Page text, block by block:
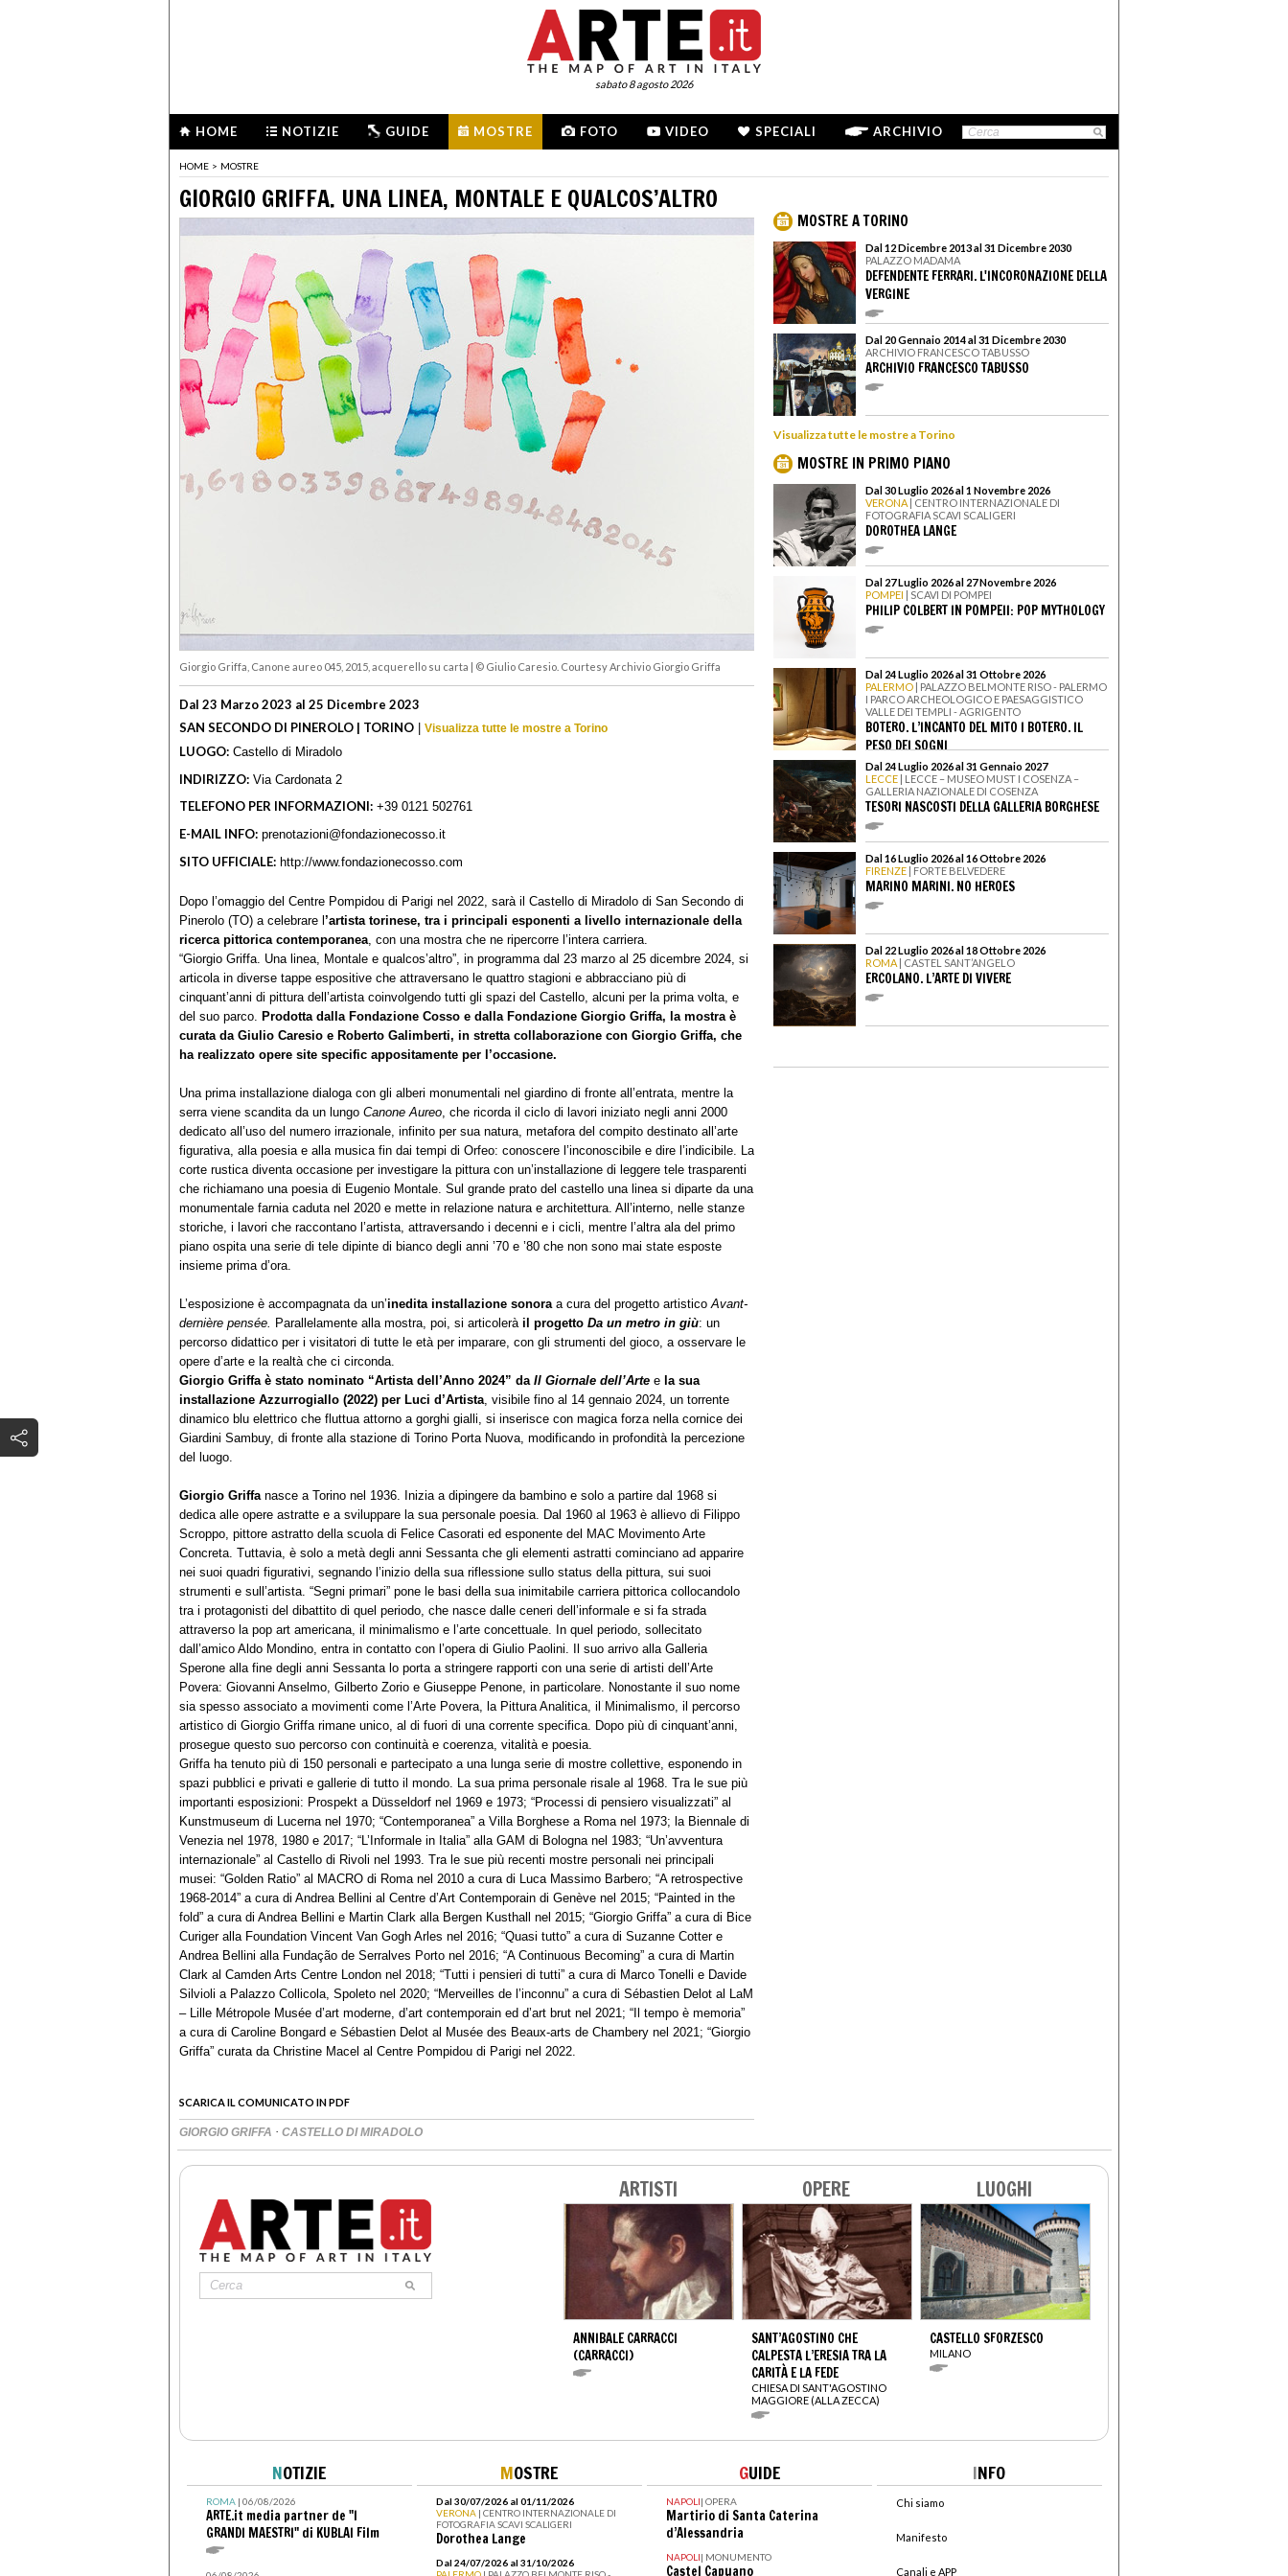
sabato 8 agosto 2026
HOME NOTIZIE GUIDE MOSTRE FOTO VIDEO SPECIALI ARCHIVIO
HOME > MOSTRE
GIORGIO GRIFFA. UNA LINEA, MONTALE E QUALCOS’ALTRO
Giorgio Griffa, Canone aureo 045, 2015, acquerello su carta | © Giulio Caresio. Courtesy Archivio Giorgio Griffa
Dal 23 Marzo 2023 al 25 Dicembre 2023
SAN SECONDO DI PINEROLO | TORINO | Visualizza tutte le mostre a Torino
LUOGO: Castello di Miradolo
INDIRIZZO: Via Cardonata 2
TELEFONO PER INFORMAZIONI: +39 0121 502761
E-MAIL INFO: prenotazioni@fondazionecosso.it
SITO UFFICIALE: http://www.fondazionecosso.com
Dopo l’omaggio del Centre Pompidou di Parigi nel 2022, sarà il Castello di Miradolo di San Secondo di
Pinerolo (TO) a celebrare l ’artista torinese, tra i principali esponenti a livello internazionale della
ricerca pittorica contemporanea , con una mostra che ne ripercorre l’intera carriera.
“Giorgio Griffa. Una linea, Montale e qualcos’altro”, in programma dal 23 marzo al 25 dicembre 2024, si
articola in diverse tappe espositive che attraversano le quattro stagioni e abbracciano più di
cinquant’anni di pittura dell’artista coinvolgendo tutti gli spazi del Castello, alcuni per la prima volta, e
del suo parco.
Prodotta dalla Fondazione Cosso e dalla Fondazione Giorgio Griffa, la mostra è
curata da Giulio Caresio e Roberto Galimberti, in stretta collaborazione con Giorgio Griffa, che
ha realizzato opere site specific appositamente per l’occasione.
Una prima installazione dialoga con gli alberi monumentali nel giardino di fronte all’entrata, mentre la
serra viene scandita da un lungo Canone Aureo , che ricorda il ciclo di lavori iniziato negli anni 2000
dedicato all’uso del numero irrazionale, infinito per sua natura, metafora del compito destinato all’arte
figurativa, alla poesia e alla musica fin dai tempi di Orfeo: conoscere l’inconoscibile e dire l’indicibile. La
corte rustica diventa occasione per investigare la pittura con un’installazione di leggere tele trasparenti
che richiamano una poesia di Eugenio Montale. Sul grande prato del castello una linea si diparte da una
monumentale farnia caduta nel 2020 e mette in relazione natura e architettura. All’interno, nelle stanze
storiche, i lavori che raccontano l’artista, attraversando i decenni e i cicli, mentre l’altra ala del primo
piano ospita una serie di tele dipinte di bianco degli anni ’70 e ’80 che non sono mai state esposte
insieme prima d’ora.
L’esposizione è accompagnata da un’inedita installazione sonora a cura del progetto artistico Avant-
dernière pensée.
Parallelamente alla mostra, poi, si articolerà il progetto Da un metro in giù: un
percorso didattico per i visitatori di tutte le età per imparare, con gli strumenti del gioco, a osservare le
opere d’arte e la realtà che ci circonda.
Giorgio Griffa è stato nominato “Artista dell’Anno 2024” da Il Giornale dell’Arte e la sua
installazione Azzurrogiallo (2022) per Luci d’Artista , visibile fino al 14 gennaio 2024, un torrente
dinamico blu elettrico che fluttua attorno a gorghi gialli, si inserisce con magica forza nella cornice dei
Giardini Sambuy, di fronte alla stazione di Torino Porta Nuova, modificando in profondità la percezione
del luogo.
Giorgio Griffa nasce a Torino nel 1936. Inizia a dipingere da bambino e solo a partire dal 1968 si
dedica alle opere astratte e a sviluppare la sua personale poesia. Dal 1960 al 1963 è allievo di Filippo
Scroppo, pittore astratto della scuola di Felice Casorati ed esponente del MAC Movimento Arte
Concreta. Tuttavia, è solo a metà degli anni Sessanta che gli elementi astratti cominciano ad apparire
nei suoi quadri figurativi, segnando l’inizio della sua riflessione sullo status della pittura, sui suoi
strumenti e sull’artista. “Segni primari” pone le basi della sua inimitabile carriera pittorica collocandolo
tra i protagonisti del dibattito di quel periodo, che nasce dalle ceneri dell’informale e si fa strada
attraverso la pop art americana, il minimalismo e l’arte concettuale. In quel periodo, sollecitato
dall’amico Aldo Mondino, entra in contatto con l’opera di Giulio Paolini. Il suo arrivo alla Galleria
Sperone alla fine degli anni Sessanta lo porta a stringere rapporti con una serie di artisti dell’Arte
Povera: Giovanni Anselmo, Gilberto Zorio e Giuseppe Penone, in particolare. Nonostante il suo nome
sia spesso associato a movimenti come l’Arte Povera, la Pittura Analitica, il Minimalismo, il percorso
artistico di Giorgio Griffa rimane unico, al di fuori di una corrente specifica. Dopo più di cinquant’anni,
prosegue questo suo percorso con continuità e coerenza, vitalità e poesia.
Griffa ha tenuto più di 150 personali e partecipato a una lunga serie di mostre collettive, esponendo in
spazi pubblici e privati e gallerie di tutto il mondo. La sua prima personale risale al 1968. Tra le sue più
importanti esposizioni: Prospekt a Düsseldorf nel 1969 e 1973; “Processi di pensiero visualizzati” al
Kunstmuseum di Lucerna nel 1970; “Contemporanea” a Villa Borghese a Roma nel 1973; la Biennale di
Venezia nel 1978, 1980 e 2017; “L’Informale in Italia” alla GAM di Bologna nel 1983; “Un’avventura
internazionale” al Castello di Rivoli nel 1993. Tra le sue più recenti mostre personali nei principali
musei: “Golden Ratio” al MACRO di Roma nel 2010 a cura di Luca Massimo Barbero; “A retrospective
1968-2014” a cura di Andrea Bellini al Centre d’Art Contemporain di Genève nel 2015; “Painted in the
fold” a cura di Andrea Bellini e Martin Clark alla Bergen Kusthall nel 2015; “Giorgio Griffa” a cura di Bice
Curiger alla Foundation Vincent Van Gogh Arles nel 2016; “Quasi tutto” a cura di Suzanne Cotter e
Andrea Bellini alla Fundação de Serralves Porto nel 2016; “A Continuous Becoming” a cura di Martin
Clark al Camden Arts Centre London nel 2018; “Tutti i pensieri di tutti” a cura di Marco Tonelli e Davide
Silvioli a Palazzo Collicola, Spoleto nel 2020; “Merveilles de l’inconnu” a cura di Sébastien Delot al LaM
– Lille Métropole Musée d’art moderne, d’art contemporain ed d’art brut nel 2021; “Il tempo è memoria”
a cura di Caroline Bongard e Sébastien Delot al Musée des Beaux-arts de Chambery nel 2021; “Giorgio
Griffa” curata da Christine Macel al Centre Pompidou di Parigi nel 2022.
SCARICA IL COMUNICATO IN PDF
GIORGIO GRIFFA · CASTELLO DI MIRADOLO
MOSTRE A TORINO
Dal 12 Dicembre 2013 al 31 Dicembre 2030
PALAZZO MADAMA
DEFENDENTE FERRARI. L'INCORONAZIONE DELLA
VERGINE
Dal 20 Gennaio 2014 al 31 Dicembre 2030
ARCHIVIO FRANCESCO TABUSSO
ARCHIVIO FRANCESCO TABUSSO
Visualizza tutte le mostre a Torino
MOSTRE IN PRIMO PIANO
Dal 30 Luglio 2026 al 1 Novembre 2026
VERONA | CENTRO INTERNAZIONALE DI
FOTOGRAFIA SCAVI SCALIGERI
DOROTHEA LANGE
Dal 27 Luglio 2026 al 27 Novembre 2026
POMPEI | SCAVI DI POMPEI
PHILIP COLBERT IN POMPEII: POP MYTHOLOGY
Dal 24 Luglio 2026 al 31 Ottobre 2026
PALERMO | PALAZZO BELMONTE RISO - PALERMO
I PARCO ARCHEOLOGICO E PAESAGGISTICO
VALLE DEI TEMPLI - AGRIGENTO
BOTERO. L’INCANTO DEL MITO I BOTERO. IL
PESO DEI SOGNI
Dal 24 Luglio 2026 al 31 Gennaio 2027
LECCE | LECCE – MUSEO MUST I COSENZA –
GALLERIA NAZIONALE DI COSENZA
TESORI NASCOSTI DELLA GALLERIA BORGHESE
Dal 16 Luglio 2026 al 16 Ottobre 2026
FIRENZE | FORTE BELVEDERE
MARINO MARINI. NO HEROES
Dal 22 Luglio 2026 al 18 Ottobre 2026
ROMA | CASTEL SANT’ANGELO
ERCOLANO. L’ARTE DI VIVERE
ARTISTI
ANNIBALE CARRACCI
(CARRACCI)
OPERE
SANT’AGOSTINO CHE
CALPESTA L’ERESIA TRA LA
CARITÀ E LA FEDE
CHIESA DI SANT'AGOSTINO
MAGGIORE (ALLA ZECCA)
LUOGHI
CASTELLO SFORZESCO
MILANO
NOTIZIE
ROMA| 06/08/2026
ARTE.it media partner de "I
GRANDI MAESTRI" di KUBLAI Film
MOSTRE
Dal 30/07/2026 al 01/11/2026
VERONA | CENTRO INTERNAZIONALE DI
FOTOGRAFIA SCAVI SCALIGERI
Dorothea Lange
Dal 24/07/2026 al 31/10/2026
GUIDE
NAPOLI| OPERA
Martirio di Santa Caterina
d’Alessandria
NAPOLI| MONUMENTO
Castel Capuano
INFO
Chi siamo
Manifesto
Canali e APP